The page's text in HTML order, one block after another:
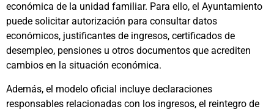
económica de la unidad familiar. Para ello, el Ayuntamiento
puede solicitar autorización para consultar datos
económicos, justificantes de ingresos, certificados de
desempleo, pensiones u otros documentos que acrediten
cambios en la situación económica.
Además, el modelo oficial incluye declaraciones
responsables relacionadas con los ingresos, el reintegro de